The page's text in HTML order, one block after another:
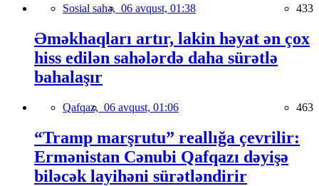
Sosial sahə, 06 avqust, 01:38 433
Əməkhaqları artır, lakin həyat ən çox
hiss edilən sahələrdə daha sürətlə
bahalaşır
Qafqaz, 06 avqust, 01:06 463
“Tramp marşrutu” reallığa çevrilir:
Ermənistan Cənubi Qafqazı dəyişə
biləcək layihəni sürətləndirir